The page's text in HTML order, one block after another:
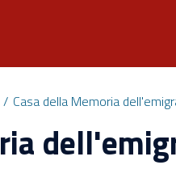
Casa della Memoria